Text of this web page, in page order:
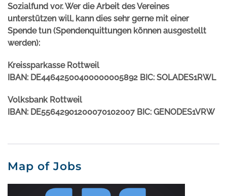
Sozialfund vor. Wer die Arbeit des Vereines
unterstützen will, kann dies sehr gerne mit einer
Spende tun (Spendenquittungen können ausgestellt
werden):
Kreissparkasse Rottweil
IBAN: DE44642500400000005892 BIC: SOLADES1RWL
Volksbank Rottweil
IBAN: DE55642901200070102007 BIC: GENODES1VRW
Map of Jobs